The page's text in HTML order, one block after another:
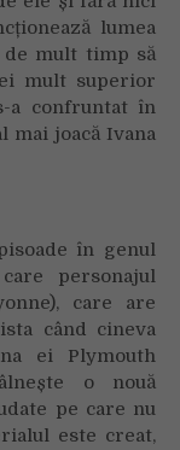
lumea
de mult timp să
mult superior
a confruntat în
mai joacă Ivana
în genul
personajul
care are
când cineva
ei Plymouth
o nouă
pe care nu
este creat,